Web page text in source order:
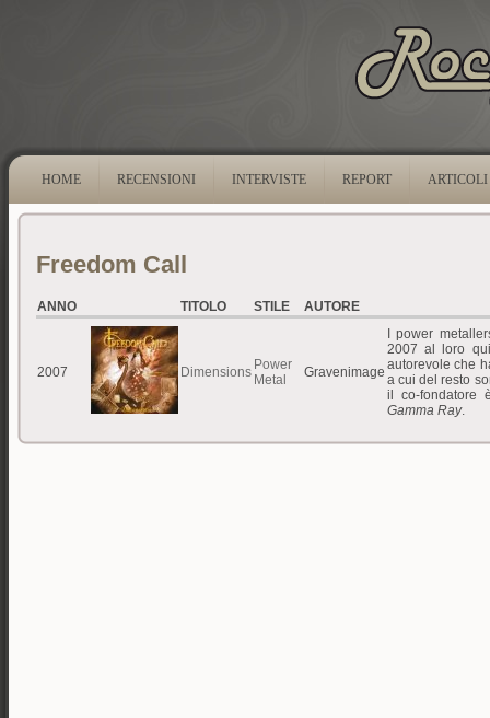
HOME RECENSIONI INTERVISTE REPORT ARTICOLI
Freedom Call
ANNO TITOLO STILE AUTORE
2007 Dimensions Power
Metal
Gravenimage
I power
2007 al loro
autorevole che
a cui del resto
il co-fondatore
Gamma Ray.